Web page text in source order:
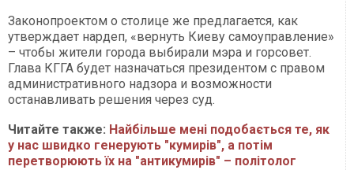
Законопроектом о столице же предлагается, как
утверждает нардеп, «вернуть Киеву самоуправление»
– чтобы жители города выбирали мэра и горсовет.
Глава КГГА будет назначаться президентом с правом
административного надзора и возможности
останавливать решения через суд.
Читайте также: Найбільше мені подобається те, як
у нас швидко генерують "кумирів", а потім
перетворюють їх на "антикумирів" – політолог​​​​​​​